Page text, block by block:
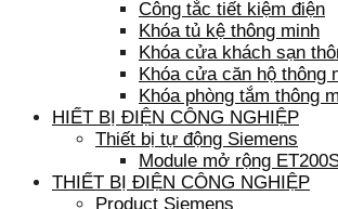
Công tắc tiết kiệm điện
Khóa tủ kệ thông minh
Khóa cửa khách sạn
Khóa cửa căn hộ thông
Khóa phòng tắm thông
HIẾT BỊ ĐIỆN CÔNG NGHIỆP
Thiết bị tự động Siemens
Module mở rộng
THIẾT BỊ ĐIỆN CÔNG NGHIỆP
Product Siemens